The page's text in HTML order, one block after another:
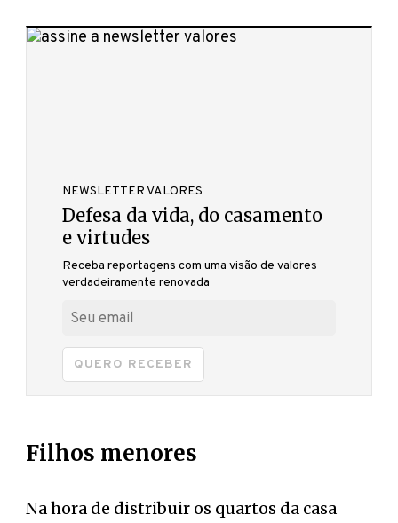
NEWSLETTER VALORES
Defesa da vida, do casamento
e virtudes
Receba reportagens com uma visão de valores
verdadeiramente renovada
QUERO RECEBER
Filhos menores
Na hora de distribuir os quartos da casa